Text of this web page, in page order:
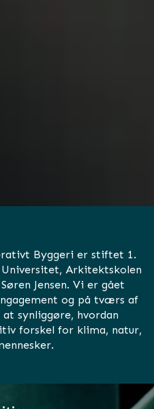
Byggeri er stiftet 1.
Arkitektskolen
Jensen. Vi er gået
og på tværs af
synliggøre, hvordan
forskel for klima, natur,